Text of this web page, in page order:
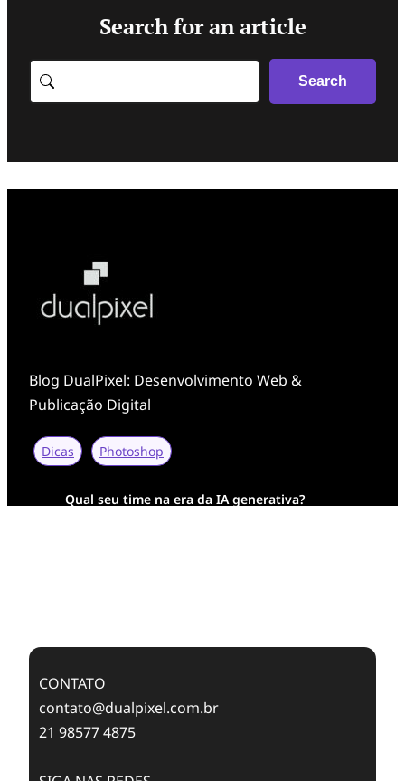
Search for an article
Search
Search
Blog DualPixel: Desenvolvimento Web &
Publicação Digital
Dicas Photoshop
Qual seu time na era da IA generativa?
CONTATO
contato@dualpixel.com.br
21 98577 4875